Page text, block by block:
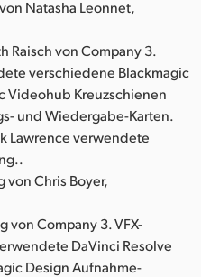
Natasha Leonnet,
Raisch von Company 3.
verschiedene Blackmagic
Videohub Kreuzschienen
und Wiedergabe-Karten.
Lawrence verwendete
von Chris Boyer,
von Company 3. VFX-
DaVinci Resolve
Design Aufnahme-